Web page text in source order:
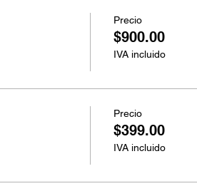
Precio
$900.00
IVA incluido
Precio
$399.00
IVA incluido